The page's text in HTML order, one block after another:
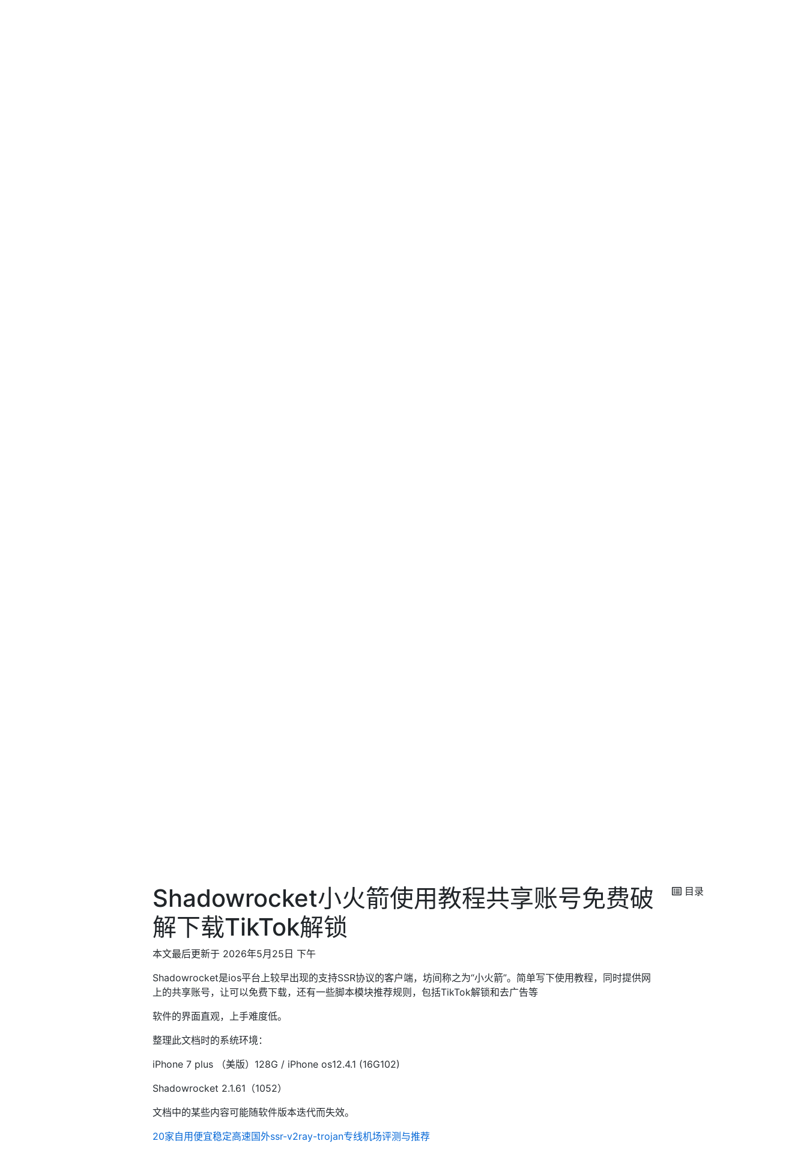
Shadowrocket小火箭使用教程共享账号免费破
解下载TikTok解锁
本文最后更新于 2026年5月25日 下午
Shadowrocket是ios平台上较早出现的支持SSR协议的客户端，坊间称之为“小火箭”。简单写下使用教程，同时提供网
上的共享账号，让可以免费下载，还有一些脚本模块推荐规则，包括TikTok解锁和去广告等
软件的界面直观，上手难度低。
整理此文档时的系统环境：
iPhone 7 plus （美版）128G / iPhone os12.4.1 (16G102)
Shadowrocket 2.1.61（1052）
文档中的某些内容可能随软件版本迭代而失效。
20家自用便宜稳定高速国外ssr-v2ray-trojan专线机场评测与推荐
目录